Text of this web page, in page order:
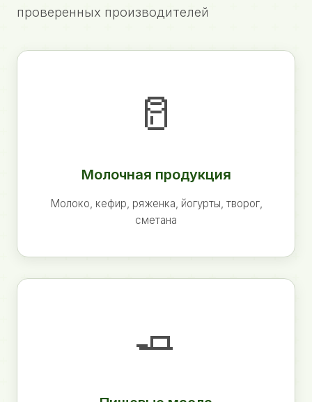
проверенных производителей
🥛
Молочная продукция
Молоко, кефир, ряженка, йогурты, творог,
сметана
🧈